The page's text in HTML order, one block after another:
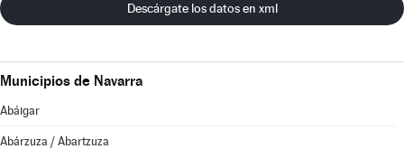
Descárgate los datos en xml
Municipios de Navarra
Abáigar
Abárzuza / Abartzuza